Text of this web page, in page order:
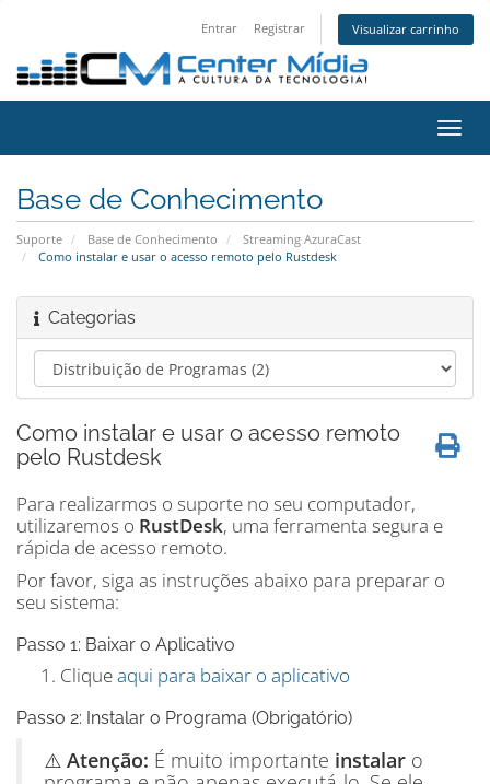
Entrar Registrar Visualizar carrinho
Base de Conhecimento
Suporte Base de Conhecimento
Streaming AzuraCast
Como instalar e usar o acesso remoto pelo Rustdesk
Categorias
Como instalar e usar o acesso remoto
pelo Rustdesk
Para realizarmos o suporte no seu computador,
utilizaremos o RustDesk, uma ferramenta segura e
rápida de acesso remoto.
Por favor, siga as instruções abaixo para preparar o
seu sistema:
Passo 1: Baixar o Aplicativo
Cliqueaqui para baixar o aplicativo
Passo 2: Instalar o Programa (Obrigatório)
⚠️ Atenção: É muito importante instalar o